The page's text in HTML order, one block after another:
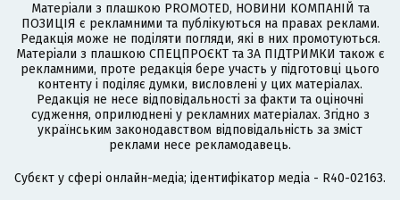
Матеріали з плашкою PROMOTED, НОВИНИ КОМПАНІЙ та
ПОЗИЦІЯ є рекламними та публікуються на правах реклами.
Редакція може не поділяти погляди, які в них промотуються.
Матеріали з плашкою СПЕЦПРОЄКТ та ЗА ПІДТРИМКИ також є
рекламними, проте редакція бере участь у підготовці цього
контенту і поділяє думки, висловлені у цих матеріалах.
Редакція не несе відповідальності за факти та оціночні
судження, оприлюднені у рекламних матеріалах. Згідно з
українським законодавством відповідальність за зміст
реклами несе рекламодавець.
Cубєкт у сфері онлайн-медіа; ідентифікатор медіа - R40-02163.